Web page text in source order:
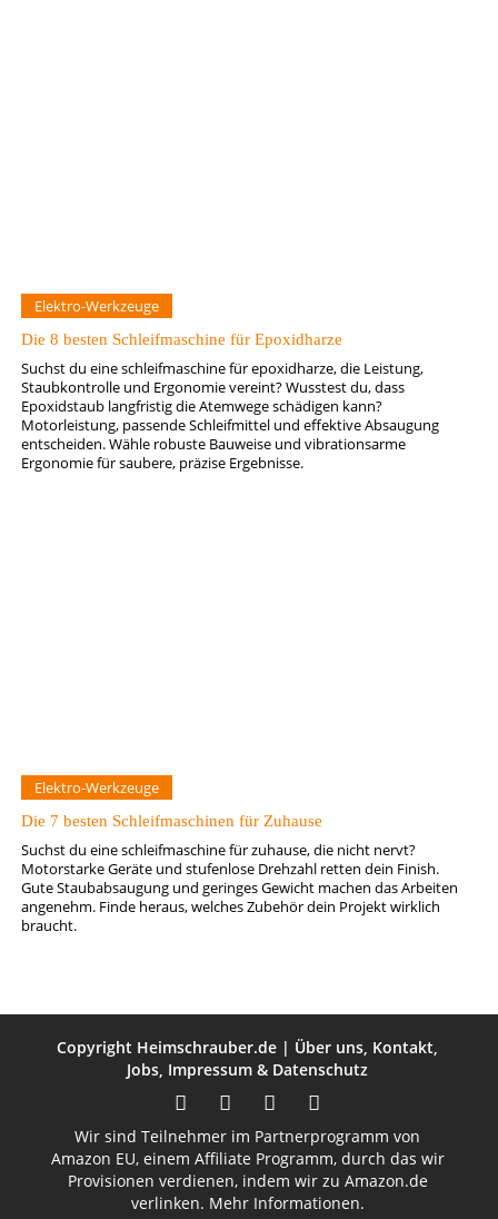
Elektro-Werkzeuge
Die 8 besten Schleifmaschine für Epoxidharze
Suchst du eine schleifmaschine für epoxidharze, die Leistung,
Staubkontrolle und Ergonomie vereint? Wusstest du, dass
Epoxidstaub langfristig die Atemwege schädigen kann?
Motorleistung, passende Schleifmittel und effektive Absaugung
entscheiden. Wähle robuste Bauweise und vibrationsarme
Ergonomie für saubere, präzise Ergebnisse.
Elektro-Werkzeuge
Die 7 besten Schleifmaschinen für Zuhause
Suchst du eine schleifmaschine für zuhause, die nicht nervt?
Motorstarke Geräte und stufenlose Drehzahl retten dein Finish.
Gute Staubabsaugung und geringes Gewicht machen das Arbeiten
angenehm. Finde heraus, welches Zubehör dein Projekt wirklich
braucht.
Copyright Heimschrauber.de | Über uns, Kontakt,
Jobs, Impressum & Datenschutz
Wir sind Teilnehmer im Partnerprogramm von
Amazon EU, einem Affiliate Programm, durch das wir
Provisionen verdienen, indem wir zu Amazon.de
verlinken. Mehr Informationen.